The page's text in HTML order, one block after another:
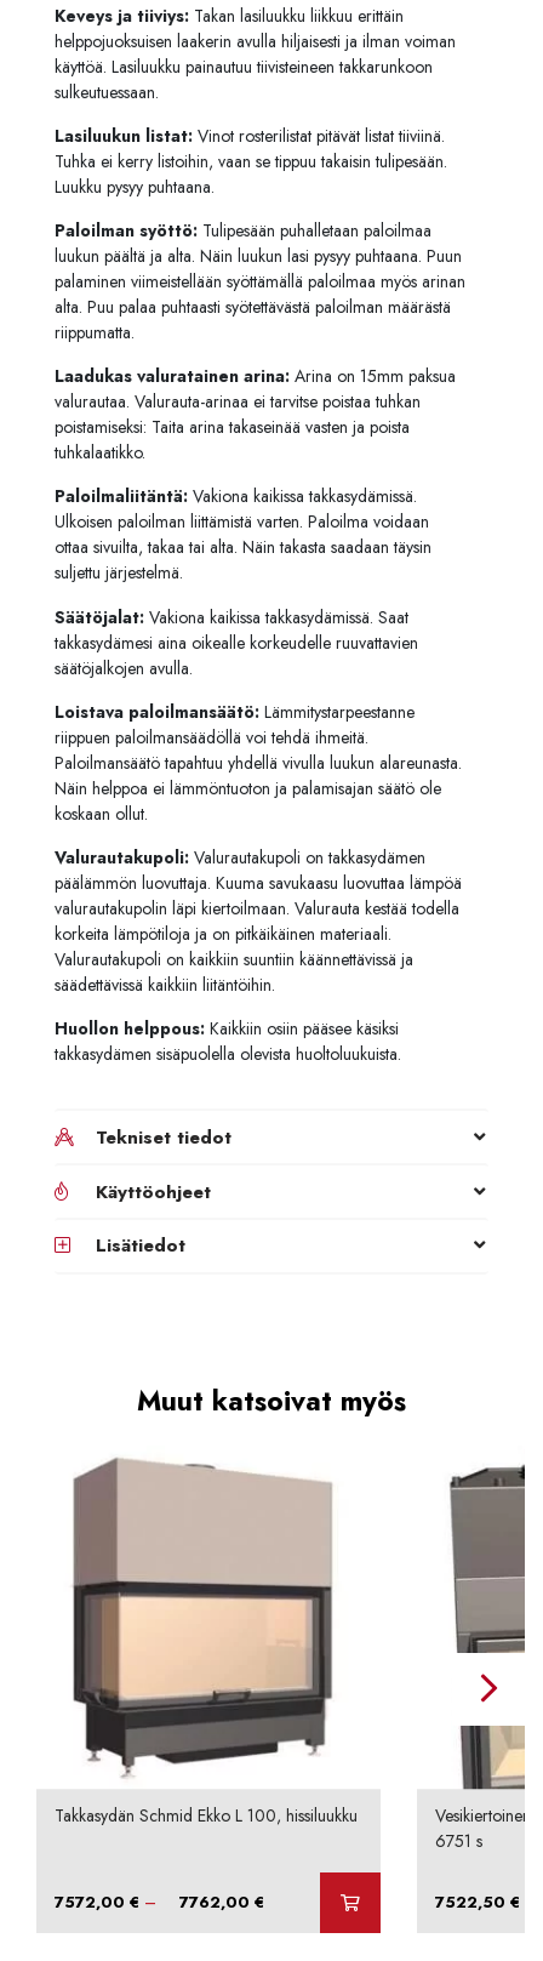
Keveys ja tiiviys: Takan lasiluukku liikkuu erittäin
helppojuoksuisen laakerin avulla hiljaisesti ja ilman voiman
käyttöä. Lasiluukku painautuu tiivisteineen takkarunkoon
sulkeutuessaan.
Lasiluukun listat: Vinot rosterilistat pitävät listat tiiviinä.
Tuhka ei kerry listoihin, vaan se tippuu takaisin tulipesään.
Luukku pysyy puhtaana.
Paloilman syöttö: Tulipesään puhalletaan paloilmaa
luukun päältä ja alta. Näin luukun lasi pysyy puhtaana. Puun
palaminen viimeistellään syöttämällä paloilmaa myös arinan
alta. Puu palaa puhtaasti syötettävästä paloilman määrästä
riippumatta.
Laadukas valuratainen arina: Arina on 15mm paksua
valurautaa. Valurauta-arinaa ei tarvitse poistaa tuhkan
poistamiseksi: Taita arina takaseinää vasten ja poista
tuhkalaatikko.
Paloilmaliitäntä: Vakiona kaikissa takkasydämissä.
Ulkoisen paloilman liittämistä varten. Paloilma voidaan
ottaa sivuilta, takaa tai alta. Näin takasta saadaan täysin
suljettu järjestelmä.
Säätöjalat: Vakiona kaikissa takkasydämissä. Saat
takkasydämesi aina oikealle korkeudelle ruuvattavien
säätöjalkojen avulla.
Loistava paloilmansäätö: Lämmitystarpeestanne
riippuen paloilmansäädöllä voi tehdä ihmeitä.
Paloilmansäätö tapahtuu yhdellä vivulla luukun alareunasta.
Näin helppoa ei lämmöntuoton ja palamisajan säätö ole
koskaan ollut.
Valurautakupoli: Valurautakupoli on takkasydämen
päälämmön luovuttaja. Kuuma savukaasu luovuttaa lämpöä
valurautakupolin läpi kiertoilmaan. Valurauta kestää todella
korkeita lämpötiloja ja on pitkäikäinen materiaali.
Valurautakupoli on kaikkiin suuntiin käännettävissä ja
säädettävissä kaikkiin liitäntöihin.
Huollon helppous: Kaikkiin osiin pääsee käsiksi
takkasydämen sisäpuolella olevista huoltoluukuista.
Tekniset tiedot
Käyttöohjeet
Lisätiedot
Muut katsoivat myös
Takkasydän Schmid Ekko L 100, hissiluukku
7572,00€ – 7762,00€ Hintaluokka:
Vesikiertoinen
6751 s
7522,50 €